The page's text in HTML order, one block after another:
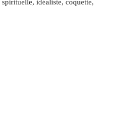
idéaliste, coquette,